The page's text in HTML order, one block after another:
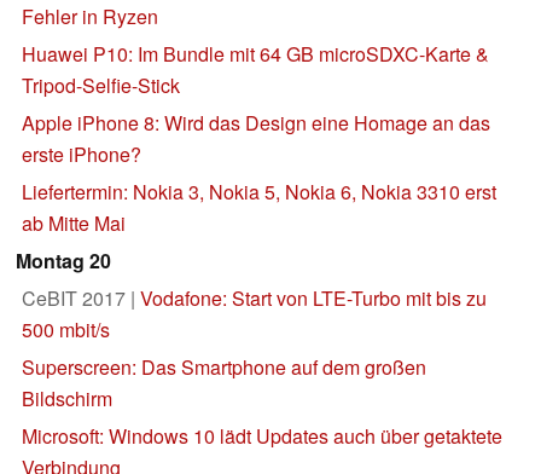
Fehler in Ryzen
Huawei P10: Im Bundle mit 64 GB microSDXC-Karte &
Tripod-Selfie-Stick
Apple iPhone 8: Wird das Design eine Homage an das
erste iPhone?
Liefertermin: Nokia 3, Nokia 5, Nokia 6, Nokia 3310 erst
ab Mitte Mai
Montag 20
CeBIT 2017 | Vodafone: Start von LTE-Turbo mit bis zu
500 mbit/s
Superscreen: Das Smartphone auf dem großen
Bildschirm
Microsoft: Windows 10 lädt Updates auch über getaktete
Verbindung